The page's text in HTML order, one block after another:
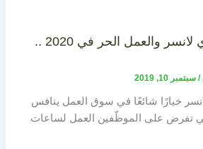
أفضل مواقع الفري لانسر والعمل الحر في 2020 ..
/ سبتمبر 10, 2019
خيارًا شائعًا في سوق العمل ينافس
تفرض على الموظّفين العمل لساعات